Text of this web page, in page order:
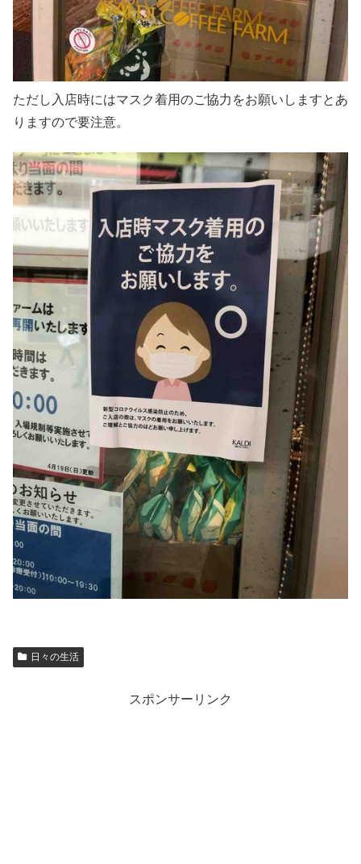
ただし入店時にはマスク着用のご協力をお願いしますとあ
りますので要注意。
日々の生活
スポンサーリンク